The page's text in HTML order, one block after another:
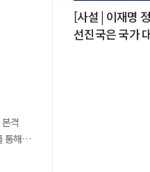
하는
양국
약
명의
한
,
(2026
께
으로
로
를
와
격
[사설 | 이재명
선진국은 국가